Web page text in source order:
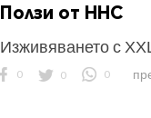
Ползи от HHC
Изживяването с
0 0 0